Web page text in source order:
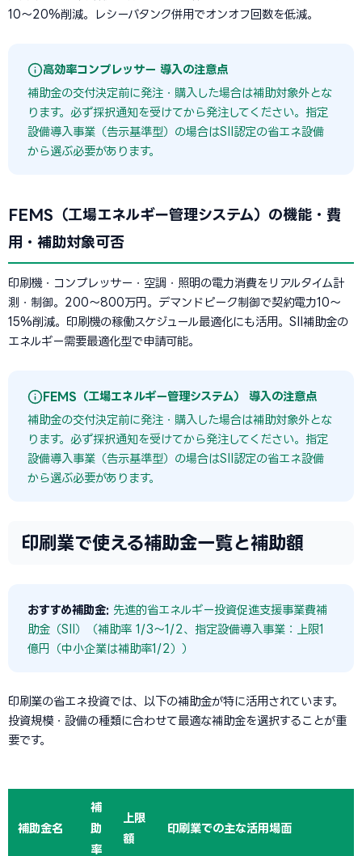
10〜20%削減。レシーバタンク併用でオンオフ回数を低減。
高効率コンプレッサー 導入の注意点
補助金の交付決定前に発注・購入した場合は補助対象外とな
ります。必ず採択通知を受けてから発注してください。指定
設備導入事業（告示基準型）の場合はSII認定の省エネ設備
から選ぶ必要があります。
FEMS（工場エネルギー管理システム）の機能・費
用・補助対象可否
印刷機・コンプレッサー・空調・照明の電力消費をリアルタイム計
測・制御。200〜800万円。デマンドピーク制御で契約電力10〜
15%削減。印刷機の稼働スケジュール最適化にも活用。SII補助金の
エネルギー需要最適化型で申請可能。
FEMS（工場エネルギー管理システム） 導入の注意点
補助金の交付決定前に発注・購入した場合は補助対象外とな
ります。必ず採択通知を受けてから発注してください。指定
設備導入事業（告示基準型）の場合はSII認定の省エネ設備
から選ぶ必要があります。
印刷業で使える補助金一覧と補助額
おすすめ補助金: 先進的省エネルギー投資促進支援事業費補
助金（SII）（補助率 1/3〜1/2、指定設備導入事業：上限1
億円（中小企業は補助率1/2））
印刷業の省エネ投資では、以下の補助金が特に活用されています。
投資規模・設備の種類に合わせて最適な補助金を選択することが重
要です。
補助金名
補
助
率
上限
額
印刷業での主な活用場面